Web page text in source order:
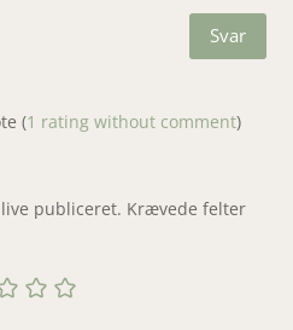
Svar
(1 rating without comment)
publiceret. Krævede felter